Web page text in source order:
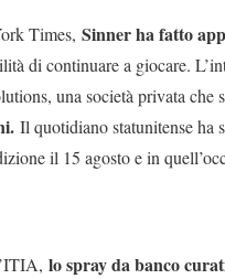
Times, Sinner ha fatto
di continuare a giocare.
una società privata che
Il quotidiano statunitense ha
il 15 agosto e in
lo spray da banco